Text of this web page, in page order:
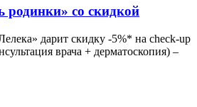
родинки» со скидкой
дарит скидку -5%* на check-up
врача + дерматоскопия) –